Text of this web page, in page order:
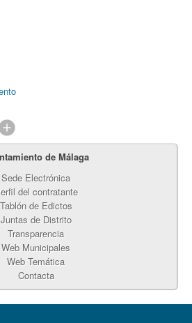
de Málaga
Sede Electrónica
del contratante
Tablón de Edictos
Juntas de Distrito
Transparencia
Web Municipales
Web Temática
Contacta